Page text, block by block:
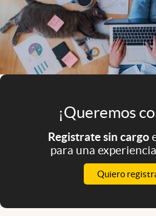
El Cronista Studio
Mediakit
abre en nueva pestaña
Argentina
¡Queremos
Registrate sin cargo
para una
Quiero